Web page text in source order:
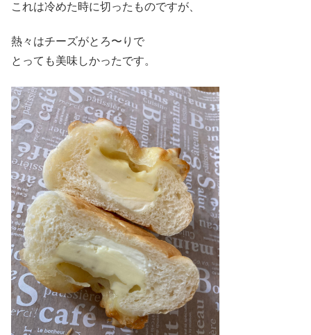
これは冷めた時に切ったものですが、
熱々はチーズがとろ〜りで
とっても美味しかったです。